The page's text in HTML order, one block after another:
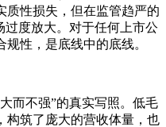
质性损失，但在监管趋严的
过度放大。对于任何上市公
性，是底线中的底线。
而不强”的真实写照。低毛
构筑了庞大的营收体量，也